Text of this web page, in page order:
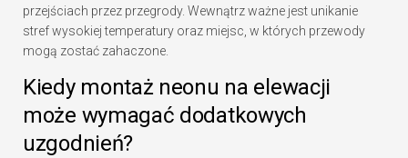
przejściach przez przegrody. Wewnątrz ważne jest unikanie
stref wysokiej temperatury oraz miejsc, w których przewody
mogą zostać zahaczone.
Kiedy montaż neonu na elewacji
może wymagać dodatkowych
uzgodnień?